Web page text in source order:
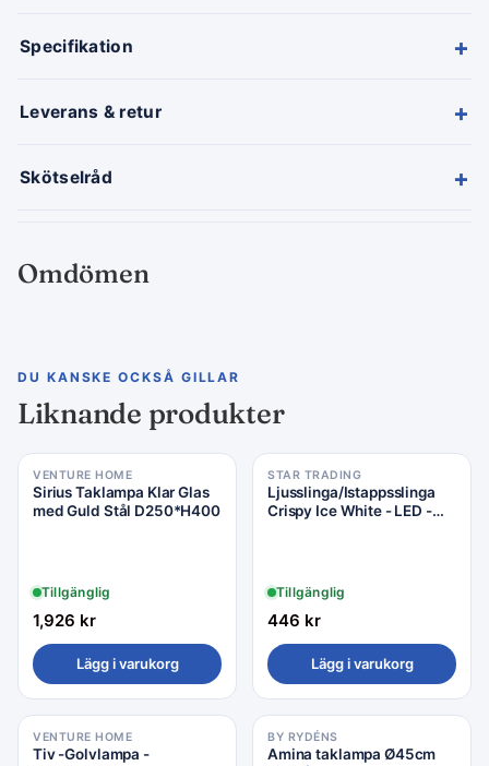
Specifikation +
Leverans & retur +
Skötselråd +
Omdömen
DU KANSKE OCKSÅ GILLAR
Liknande produkter
VENTURE HOME
Sirius Taklampa Klar Glas
med Guld Stål D250*H400
Tillgänglig
1,926 kr
Lägg i varukorg
STAR TRADING
Ljusslinga/Istappsslinga
Crispy Ice White - LED -
Tillgänglig
446 kr
Lägg i varukorg
VENTURE HOME
Tiv -Golvlampa -
BY RYDÉNS
Amina taklampa Ø45cm